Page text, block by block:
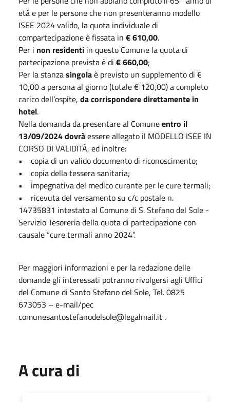
età e per le persone che non presenteranno modello
ISEE 2024 valido, la quota individuale di
compartecipazione è fissata in € 610,00.
Per i non residenti in questo Comune la quota di
partecipazione prevista è di € 660,00;
Per la stanzasingolaè previsto un supplemento di €
10,00 a persona al giorno (totale € 120,00) a completo
carico dell’ospite, da corrispondere direttamente in
hotel.
Nella domanda da presentare al Comuneentro il
13/09/2024dovràessere allegato il MODELLO ISEE IN
CORSO DI VALIDITÀ, ed inoltre:
• copia di un valido documento di riconoscimento;
• copia della tessera sanitaria;
• impegnativa del medico curante per le cure termali;
• ricevuta del versamento su c/c postale n.
14735831 intestato al Comune di S. Stefano del Sole -
Servizio Tesoreria della quota di partecipazione con
causale “cure termali anno 2024”.
Per maggiori informazioni e per la redazione delle
domande gli interessati potranno rivolgersi agli Uffici
del Comune di Santo Stefano del Sole, Tel. 0825
673053 – e-mail/pec
comunesantostefanodelsole@legalmail.it .
A cura di